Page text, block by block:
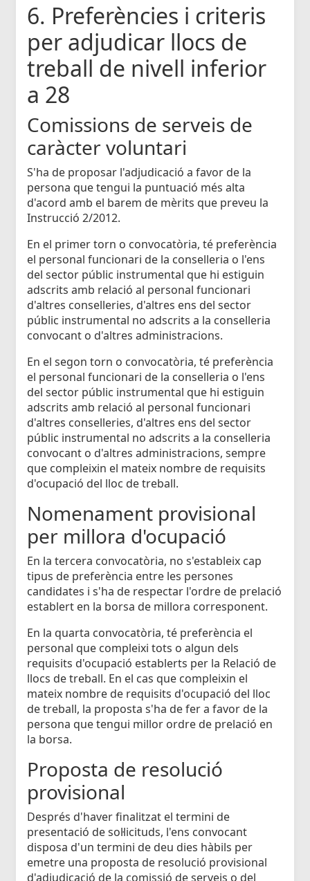
6. Preferències i criteris
per adjudicar llocs de
treball de nivell inferior
a 28
Comissions de serveis de
caràcter voluntari
S'ha de proposar l'adjudicació a favor de la
persona que tengui la puntuació més alta
d'acord amb el barem de mèrits que preveu la
Instrucció 2/2012.
En el primer torn o convocatòria, té preferència
el personal funcionari de la conselleria o l'ens
del sector públic instrumental que hi estiguin
adscrits amb relació al personal funcionari
d'altres conselleries, d'altres ens del sector
públic instrumental no adscrits a la conselleria
convocant o d'altres administracions.
En el segon torn o convocatòria, té preferència
el personal funcionari de la conselleria o l'ens
del sector públic instrumental que hi estiguin
adscrits amb relació al personal funcionari
d'altres conselleries, d'altres ens del sector
públic instrumental no adscrits a la conselleria
convocant o d'altres administracions, sempre
que compleixin el mateix nombre de requisits
d'ocupació del lloc de treball.
Nomenament provisional
per millora d'ocupació
En la tercera convocatòria, no s'estableix cap
tipus de preferència entre les persones
candidates i s'ha de respectar l'ordre de prelació
establert en la borsa de millora corresponent.
En la quarta convocatòria, té preferència el
personal que compleixi tots o algun dels
requisits d'ocupació establerts per la Relació de
llocs de treball. En el cas que compleixin el
mateix nombre de requisits d'ocupació del lloc
de treball, la proposta s'ha de fer a favor de la
persona que tengui millor ordre de prelació en
la borsa.
Proposta de resolució
provisional
Després d'haver finalitzat el termini de
presentació de sol·licituds, l'ens convocant
disposa d'un termini de deu dies hàbils per
emetre una proposta de resolució provisional
d'adjudicació de la comissió de serveis o del